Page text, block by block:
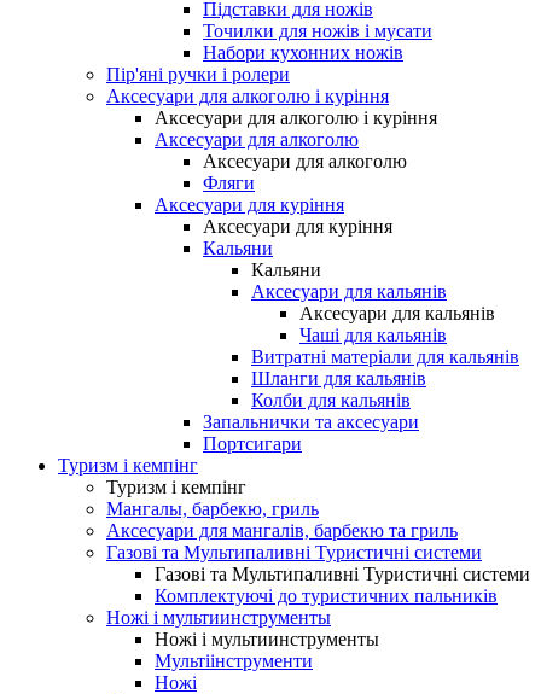
Підставки для ножів
Точилки для ножів і мусати
Набори кухонних ножів
Пір'яні ручки і ролери
Аксесуари для алкоголю і куріння
Аксесуари для алкоголю і куріння
Аксесуари для алкоголю
Аксесуари для алкоголю
Фляги
Аксесуари для куріння
Аксесуари для куріння
Кальяни
Кальяни
Аксесуари для кальянів
Аксесуари для кальянів
Чаші для кальянів
Витратні матеріали для кальянів
Шланги для кальянів
Колби для кальянів
Запальнички та аксесуари
Портсигари
Туризм і кемпінг
Туризм і кемпінг
Мангалы, барбекю, гриль
Аксесуари для мангалів, барбекю та гриль
Газові та Мультипаливні Туристичні системи
Газові та Мультипаливні Туристичні системи
Комплектуючі до туристичних пальників
Ножі і мультиинструменты
Ножі і мультиинструменты
Мультіінструменти
Ножі